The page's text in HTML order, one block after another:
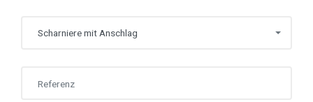
Scharniere mit Anschlag